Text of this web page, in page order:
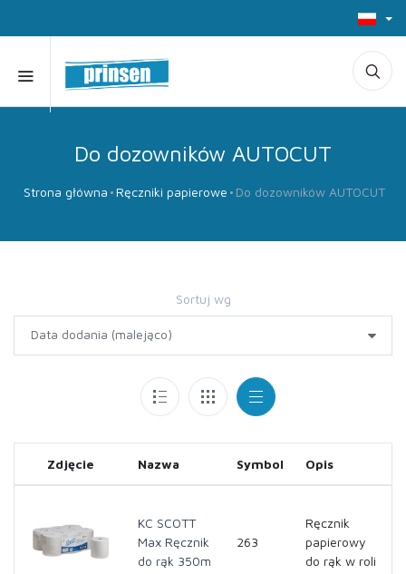
Do dozowników AUTOCUT
Strona główna Ręczniki papierowe Do dozowników AUTOCUT
Sortuj wg
Zdjęcie Nazwa Symbol Opis
KC SCOTT
Max Ręcznik
do rąk 350m
263
Ręcznik
papierowy
do rąk w roli